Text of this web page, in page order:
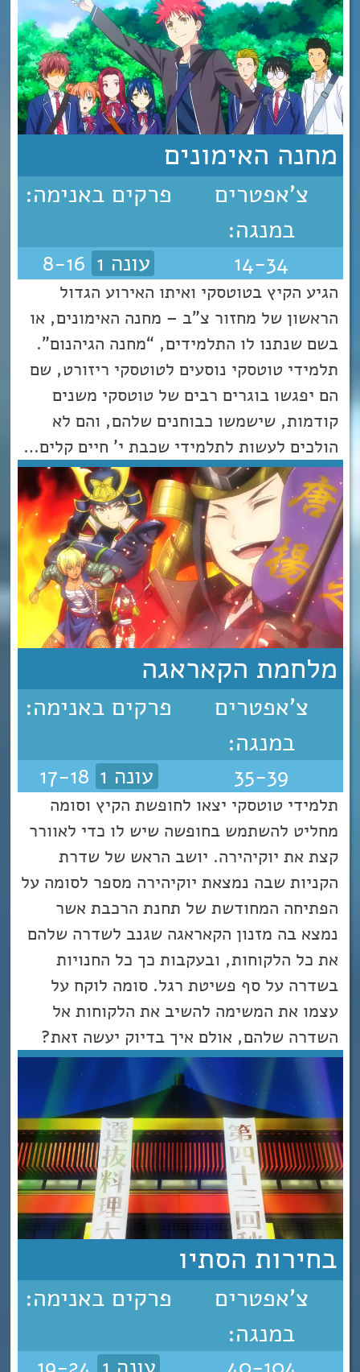
מחנה האימונים
צ'אפטרים
במנגה:
14-34
פרקים באנימה:
עונה 1
הגיע הקיץ בטוטסקי ואיתו האירוע הגדול
הראשון של מחזור צ”ב – מחנה האימונים, או
בשם שנתנו לו התלמידים, “מחנה הגיהנום”.
תלמידי טוטסקי נוסעים לטוטסקי ריזורט, שם
הם יפגשו בוגרים רבים של טוטסקי משנים
קודמות, שישמשו כבוחנים שלהם, והם לא
הולכים לעשות לתלמידי שכבת י’ חיים קלים…
מלחמת הקאראגה
צ'אפטרים
במנגה:
35-39
פרקים באנימה:
עונה 1
תלמידי טוטסקי יצאו לחופשת הקיץ וסומה
מחליט להשתמש בחופשה שיש לו כדי לאוורר
קצת את יוקיהירה. יושב הראש של שדרת
הקניות שבה נמצאת יוקיהירה מספר לסומה על
הפתיחה המחודשת של תחנת הרכבת אשר
נמצא בה מזנון הקאראגה שגנב לשדרה שלהם
את כל הלקוחות, ובעקבות כך כל החנויות
בשדרה על סף פשיטת רגל. סומה לוקח על
עצמו את המשימה להשיב את הלקוחות אל
השדרה שלהם, אולם איך בדיוק יעשה זאת?
בחירות הסתיו
צ'אפטרים
במנגה:
פרקים באנימה: